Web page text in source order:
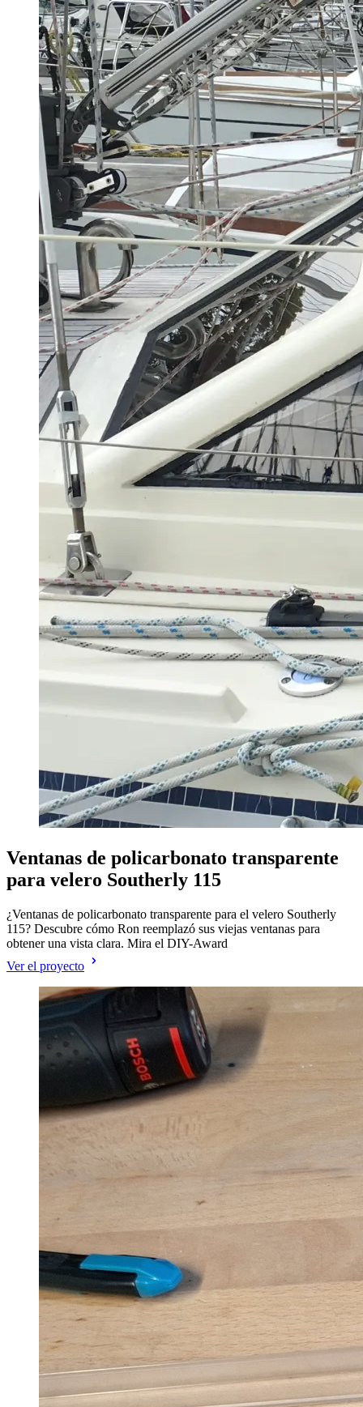
Ventanas de policarbonato transparente
para velero Southerly 115
¿Ventanas de policarbonato transparente para el velero Southerly
115? Descubre cómo Ron reemplazó sus viejas ventanas para
obtener una vista clara. Mira el DIY-Award
Ver el proyecto